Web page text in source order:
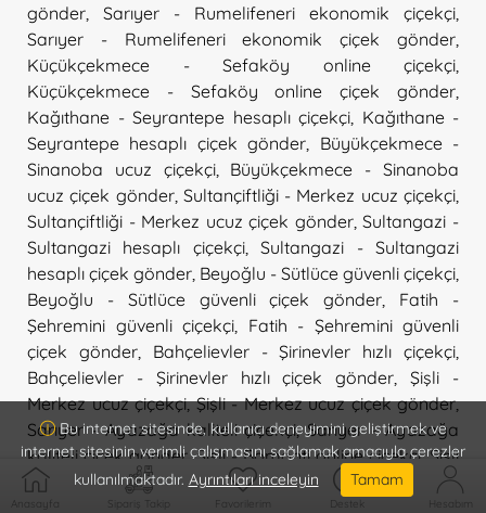
gönder
Sarıyer - Rumelifeneri ekonomik çiçekçi
Sarıyer - Rumelifeneri ekonomik çiçek gönder
Küçükçekmece - Sefaköy online çiçekçi
Küçükçekmece - Sefaköy online çiçek gönder
Kağıthane - Seyrantepe hesaplı çiçekçi Kağıthane -
Seyrantepe hesaplı çiçek gönder
Büyükçekmece -
Sinanoba ucuz çiçekçi, Büyükçekmece - Sinanoba
ucuz çiçek gönder, Sultançiftliği - Merkez ucuz çiçekçi
Sultançiftliği - Merkez ucuz çiçek gönder,Sultangazi -
Sultangazi hesaplı çiçekçi,Sultangazi - Sultangazi
hesaplı çiçek gönder Beyoğlu - Sütlüce güvenli çiçekçi
Beyoğlu - Sütlüce güvenli çiçek gönder
Fatih -
Şehremini güvenli çiçekçi
Fatih - Şehremini güvenli
çiçek gönder, Bahçelievler - Şirinevler hızlı çiçekçi
Bahçelievler - Şirinevler hızlı çiçek gönder ,Şişli -
Merkez ucuz çiçekçi,Şişli - Merkez ucuz çiçek gönder,
Sarıyer - Ayazağa kaliteli çiçekçi,Sarıyer - Ayazağa
kaliteli çiçek gönder,Şişli - Bomonti online çiçekçi,Şişli
- Bomonti online çiçek gönder,Şişli - Esentepe hızlı
çiçekçi
Şişli - Esentepe hızlı çiçek gönder , Şişli - Fulya
Anasayfa Sipariş Takip Favorilerim Destek Hesabım
Bu internet sitesinde, kullanıcı deneyimini geliştirmek ve
internet sitesinin verimli çalışmasını sağlamak amacıyla çerezler
kullanılmaktadır. Ayrıntıları inceleyin Tamam